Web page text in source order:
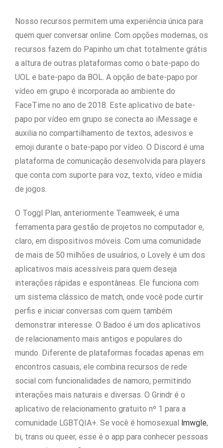
Nosso recursos permitem uma experiência única para
quem quer conversar online. Com opções modernas, os
recursos fazem do Papinho um chat totalmente grátis
a altura de outras plataformas como o bate-papo do
UOL e bate-papo da BOL. A opção de bate-papo por
vídeo em grupo é incorporada ao ambiente do
FaceTime no ano de 2018. Este aplicativo de bate-
papo por vídeo em grupo se conecta ao iMessage e
auxilia no compartilhamento de textos, adesivos e
emoji durante o bate-papo por vídeo. O Discord é uma
plataforma de comunicação desenvolvida para players
que conta com suporte para voz, texto, vídeo e mídia
de jogos.
O Toggl Plan, anteriormente Teamweek, é uma
ferramenta para gestão de projetos no computador e,
claro, em dispositivos móveis. Com uma comunidade
de mais de 50 milhões de usuários, o Lovely é um dos
aplicativos mais acessíveis para quem deseja
interações rápidas e espontâneas. Ele funciona com
um sistema clássico de match, onde você pode curtir
perfis e iniciar conversas com quem também
demonstrar interesse. O Badoo é um dos aplicativos
de relacionamento mais antigos e populares do
mundo. Diferente de plataformas focadas apenas em
encontros casuais, ele combina recursos de rede
social com funcionalidades de namoro, permitindo
interações mais naturais e diversas. O Grindr é o
aplicativo de relacionamento gratuito nº 1 para a
comunidade LGBTQIA+. Se você é homosexual lmwgle,
bi, trans ou queer, esse é o app para conhecer pessoas